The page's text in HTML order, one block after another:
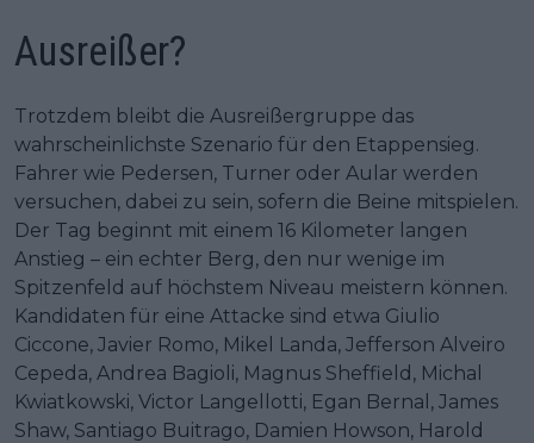
Ausreißer?
Trotzdem bleibt die Ausreißergruppe das
wahrscheinlichste Szenario für den Etappensieg.
Fahrer wie Pedersen, Turner oder Aular werden
versuchen, dabei zu sein, sofern die Beine mitspielen.
Der Tag beginnt mit einem 16 Kilometer langen
Anstieg – ein echter Berg, den nur wenige im
Spitzenfeld auf höchstem Niveau meistern können.
Kandidaten für eine Attacke sind etwa Giulio
Ciccone, Javier Romo, Mikel Landa, Jefferson Alveiro
Cepeda, Andrea Bagioli, Magnus Sheffield, Michal
Kwiatkowski, Victor Langellotti, Egan Bernal, James
Shaw, Santiago Buitrago, Damien Howson, Harold